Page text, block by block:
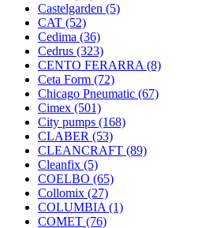
Castelgarden (5)
CAT (52)
Cedima (36)
Cedrus (323)
CENTO FERARRA (8)
Ceta Form (72)
Chicago Pneumatic (67)
Cimex (501)
City pumps (168)
CLABER (53)
CLEANCRAFT (89)
Cleanfix (5)
COELBO (65)
Collomix (27)
COLUMBIA (1)
COMET (76)